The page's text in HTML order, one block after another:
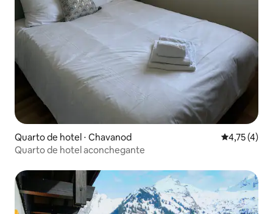
Quarto de hotel ⋅ Chavanod 4,75 de
4,75 (4)
Quarto de hotel aconchegante